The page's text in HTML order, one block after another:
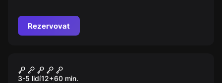
Rezervovat
Nový
Na stopě
3-5 lidí12+60 min.